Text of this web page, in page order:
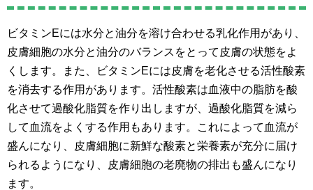
ビタミンEには水分と油分を溶け合わせる乳化作用があり、
皮膚細胞の水分と油分のバランスをとって皮膚の状態をよ
くします。また、ビタミンEには皮膚を老化させる活性酸素
を消去する作用があります。活性酸素は血液中の脂肪を酸
化させて過酸化脂質を作り出しますが、過酸化脂質を減ら
して血流をよくする作用もあります。これによって血流が
盛んになり、皮膚細胞に新鮮な酸素と栄養素が充分に届け
られるようになり、皮膚細胞の老廃物の排出も盛んになり
ます。